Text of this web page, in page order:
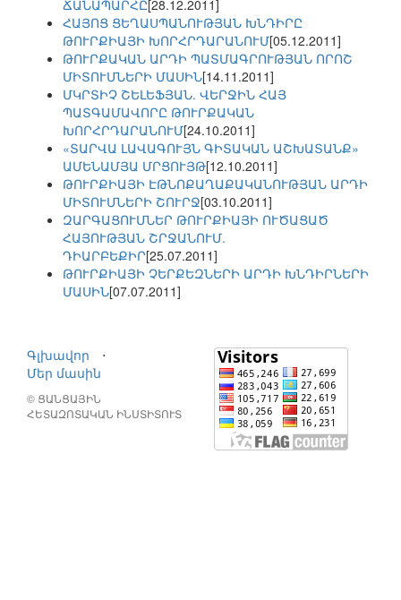
ՃԱՆԱՊԱՐՀԸ[28.12.2011]
ՀԱՅՈՑ ՑԵՂԱՍՊԱՆՈՒԹՅԱՆ ԽՆԴԻՐԸ
ԹՈՒՐՔԻԱՅԻ ԽՈՐՀՐԴԱՐԱՆՈՒՄ[05.12.2011]
ԹՈՒՐՔԱԿԱՆ ԱՐԴԻ ՊԱՏՄԱԳՐՈՒԹՅԱՆ ՈՐՈՇ
ՄԻՏՈՒՄՆԵՐԻ ՄԱՍԻՆ[14.11.2011]
ՄԿՐՏԻՉ ՇԵԼԵՖՅԱՆ. ՎԵՐՋԻՆ ՀԱՅ
ՊԱՏԳԱՄԱՎՈՐԸ ԹՈՒՐՔԱԿԱՆ
ԽՈՐՀՐԴԱՐԱՆՈՒՄ[24.10.2011]
«ՏԱՐՎԱ ԼԱՎԱԳՈՒՅՆ ԳԻՏԱԿԱՆ ԱՇԽԱՏԱՆՔ»
ԱՄԵՆԱՄՅԱ ՄՐՑՈՒՅԹ[12.10.2011]
ԹՈՒՐՔԻԱՅԻ ԷԹՆՈՔԱՂԱՔԱԿԱՆՈՒԹՅԱՆ ԱՐԴԻ
ՄԻՏՈՒՄՆԵՐԻ ՇՈՒՐՋ[03.10.2011]
ԶԱՐԳԱՑՈՒՄՆԵՐ ԹՈՒՐՔԻԱՅԻ ՈՒԾԱՑԱԾ
ՀԱՅՈՒԹՅԱՆ ՇՐՋԱՆՈՒՄ.
ԴԻԱՐԲԵՔԻՐ[25.07.2011]
ԹՈՒՐՔԻԱՅԻ ՉԵՐՔԵԶՆԵՐԻ ԱՐԴԻ ԽՆԴԻՐՆԵՐԻ
ՄԱՍԻՆ[07.07.2011]
Գլխավոր
⋅
Մեր մասին
© ՑԱՆՑԱՅԻՆ
ՀԵՏԱԶՈՏԱԿԱՆ ԻՆՍՏԻՏՈՒՏ